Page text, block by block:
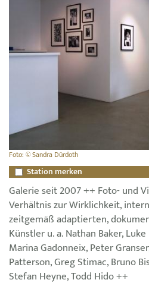
Foto: © Sandra Dürdoth
Station merken
Galerie seit 2007 ++ Foto- und
Verhältnis zur Wirklichkeit,
zeitgemäß adaptierten,
Künstler u. a. Nathan Baker,
Marina Gadonneix, Peter
Patterson, Greg Stimac, Bruno
Stefan Heyne, Todd Hido ++